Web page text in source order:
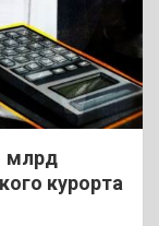
млрд
курорта